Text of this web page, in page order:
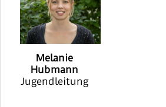
Melanie
Hubmann
Jugendleitung